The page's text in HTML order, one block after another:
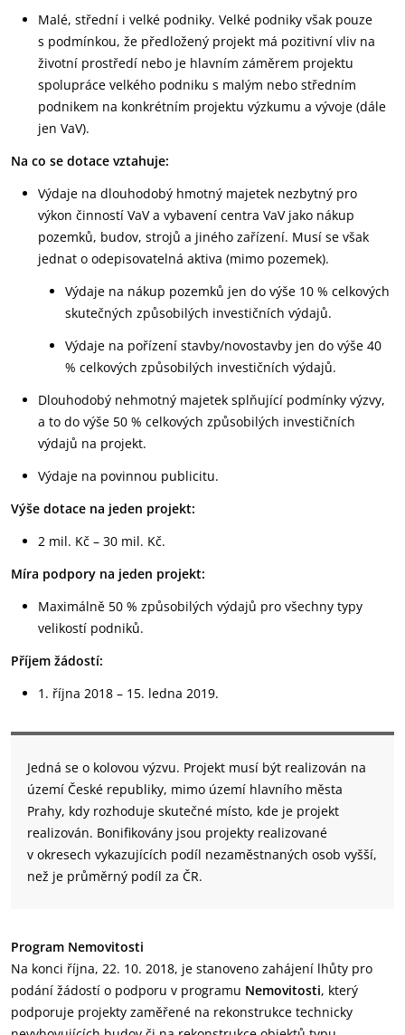
Malé, střední i velké podniky. Velké podniky však pouze
s podmínkou, že předložený projekt má pozitivní vliv na
životní prostředí nebo je hlavním záměrem projektu
spolupráce velkého podniku s malým nebo středním
podnikem na konkrétním projektu výzkumu a vývoje (dále
jen VaV).
Na co se dotace vztahuje:
Výdaje na dlouhodobý hmotný majetek nezbytný pro
výkon činností VaV a vybavení centra VaV jako nákup
pozemků, budov, strojů a jiného zařízení. Musí se však
jednat o odepisovatelná aktiva (mimo pozemek).
Výdaje na nákup pozemků jen do výše 10 % celkových
skutečných způsobilých investičních výdajů.
Výdaje na pořízení stavby/novostavby jen do výše 40
% celkových způsobilých investičních výdajů.
Dlouhodobý nehmotný majetek splňující podmínky výzvy,
a to do výše 50 % celkových způsobilých investičních
výdajů na projekt.
Výdaje na povinnou publicitu.
Výše dotace na jeden projekt:
2 mil. Kč – 30 mil. Kč.
Míra podpory na jeden projekt:
Maximálně 50 % způsobilých výdajů pro všechny typy
velikostí podniků.
Příjem žádostí:
1. října 2018 – 15. ledna 2019.
Jedná se o kolovou výzvu. Projekt musí být realizován na
území České republiky, mimo území hlavního města
Prahy, kdy rozhoduje skutečné místo, kde je projekt
realizován. Bonifikovány jsou projekty realizované
v okresech vykazujících podíl nezaměstnaných osob vyšší,
než je průměrný podíl za ČR.
Program Nemovitosti
Na konci října, 22. 10. 2018, je stanoveno zahájení lhůty pro
podání žádostí o podporu v programu Nemovitosti, který
podporuje projekty zaměřené na rekonstrukce technicky